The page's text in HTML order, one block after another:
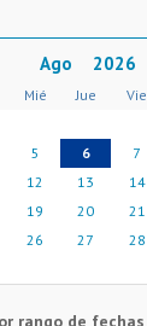
2026
Mié Jue Vie
5 6 7
12 13 14
19 20 21
26 27 28